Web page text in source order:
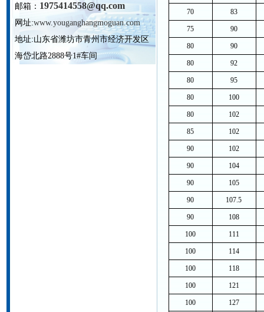
邮箱： 1975414558@qq.com
网址:www.youganghangmoguan.com
地址:山东省潍坊市青州市经济开发区
海岱北路2888号1#车间
70 83
75 90
80 90
80 92
80 95
80 100
80 102
85 102
90 102
90 104
90 105
90 107.5
90 108
100 111
100 114
100 118
100 121
100 127